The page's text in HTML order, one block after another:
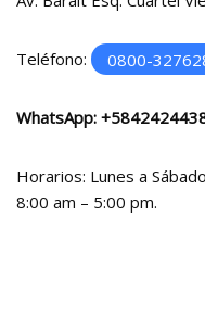
Teléfono: 0800-
WhatsApp:
Horarios: Lunes a
8:00 am – 5:00 pm.